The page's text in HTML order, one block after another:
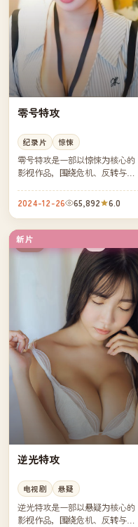
零号特攻
纪录片 惊悚
零号特攻是一部以惊悚为核心的
影视作品，围绕危机、反转与人
得推荐观看。
2024-12-26 65,892 6.0
新片
中国
逆光特攻
电视剧 悬疑
逆光特攻是一部以悬疑为核心的
影视作品，围绕危机、反转与人